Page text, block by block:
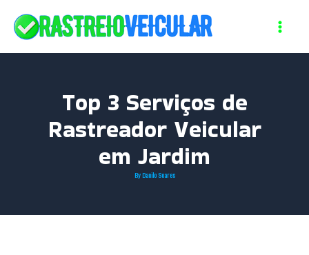
Top 3 Serviços de
Rastreador Veicular
em Jardim
ByDanilo Soares